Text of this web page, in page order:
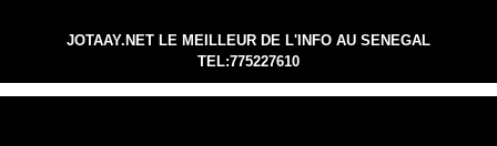
JOTAAY.NET LE MEILLEUR DE L'INFO AU SENEGAL
TEL:775227610